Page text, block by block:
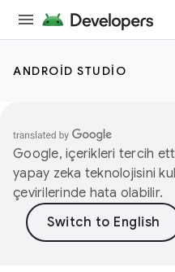
ANDROID STUDIO
Google, içerikleri tercih
yapay zeka teknolojisini
çevirilerinde hata olabilir.